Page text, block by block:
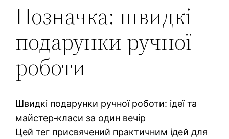
Позначка: швидкі
подарунки ручної
роботи
Швидкі подарунки ручної роботи: ідеї та
майстер‑класи за один вечір
Цей тег присвячений практичним ідей для